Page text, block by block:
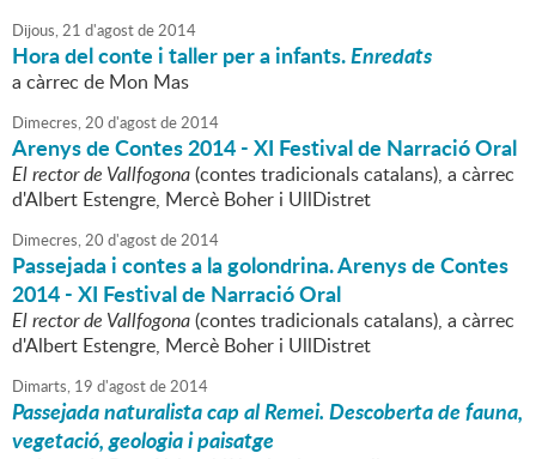
Dijous,21 d'agostde2014
Hora del conte i taller per a infants.Enredats
a càrrec de Mon Mas
Dimecres,20 d'agostde2014
Arenys de Contes 2014 - XI Festival de Narració Oral
El rector de Vallfogona(contes tradicionals catalans), a càrrec
d'Albert Estengre, Mercè Boher i UllDistret
Dimecres,20 d'agostde2014
Passejada i contes a la golondrina. Arenys de Contes
2014 - XI Festival de Narració Oral
El rector de Vallfogona(contes tradicionals catalans), a càrrec
d'Albert Estengre, Mercè Boher i UllDistret
Dimarts, 19 d'agostde2014
Passejada naturalista cap al Remei. Descoberta de fauna,
vegetació, geologia i paisatge